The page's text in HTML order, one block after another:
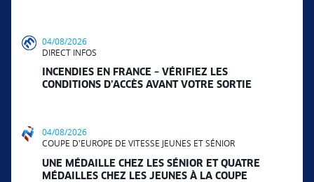
04/08/2026
DIRECT INFOS
INCENDIES EN FRANCE – VÉRIFIEZ LES
CONDITIONS D’ACCÈS AVANT VOTRE SORTIE
04/08/2026
COUPE D'EUROPE DE VITESSE JEUNES ET SÉNIOR
UNE MÉDAILLE CHEZ LES SÉNIOR ET QUATRE
MÉDAILLES CHEZ LES JEUNES À LA COUPE